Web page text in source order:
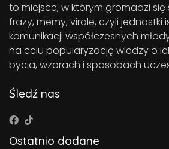
to miejsce, w którym gromadzi się
frazy, memy, virale, czyli
komunikacji współczesnych
na celu popularyzację wiedzy o
bycia, wzorach i sposobach
Śledź nas
Ostatnio dodane